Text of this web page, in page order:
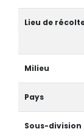
Lieu de
Milieu
Pays
Sous-division